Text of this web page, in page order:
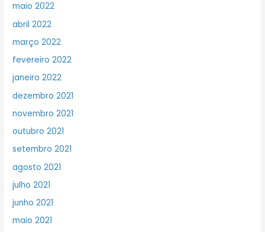
maio 2022
abril 2022
março 2022
fevereiro 2022
janeiro 2022
dezembro 2021
novembro 2021
outubro 2021
setembro 2021
agosto 2021
julho 2021
junho 2021
maio 2021